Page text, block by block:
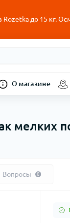
до 15 кг.
О магазине
мелких
Вопросы 0